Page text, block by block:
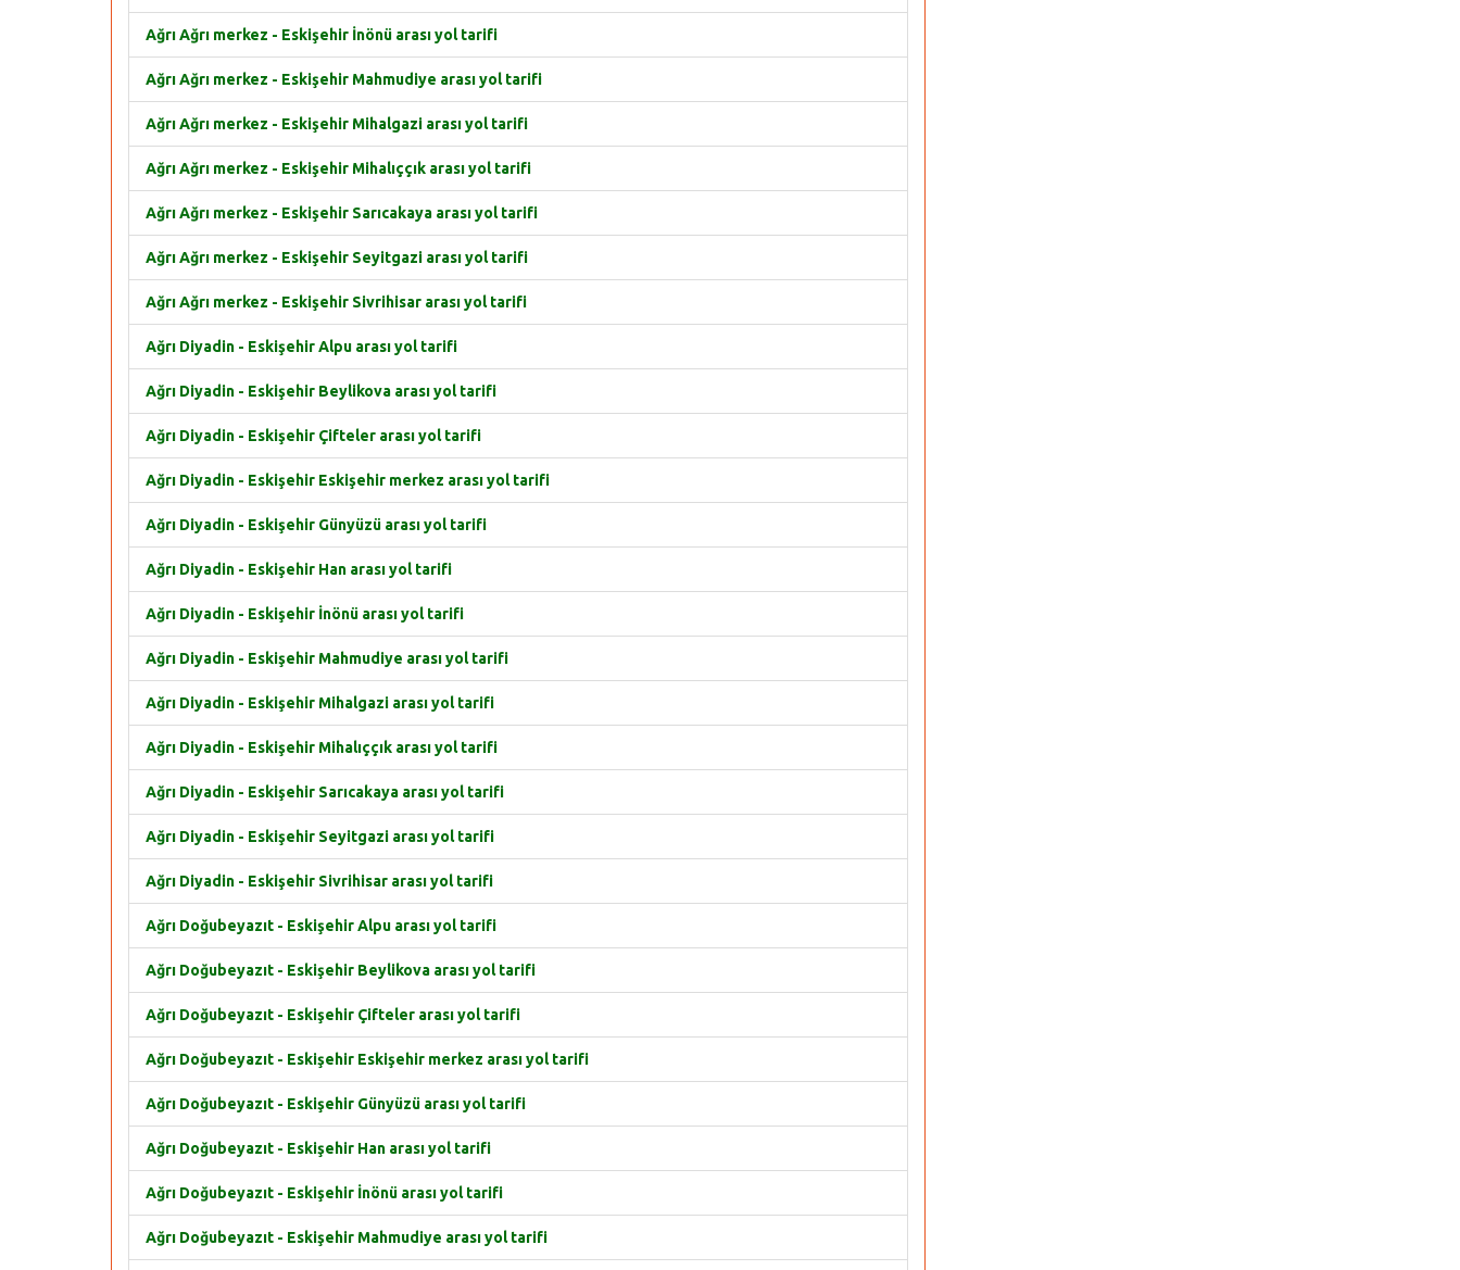
Ağrı Ağrı merkez - Eskişehir İnönü arası yol tarifi
Ağrı Ağrı merkez - Eskişehir Mahmudiye arası yol tarifi
Ağrı Ağrı merkez - Eskişehir Mihalgazi arası yol tarifi
Ağrı Ağrı merkez - Eskişehir Mihalıççık arası yol tarifi
Ağrı Ağrı merkez - Eskişehir Sarıcakaya arası yol tarifi
Ağrı Ağrı merkez - Eskişehir Seyitgazi arası yol tarifi
Ağrı Ağrı merkez - Eskişehir Sivrihisar arası yol tarifi
Ağrı Diyadin - Eskişehir Alpu arası yol tarifi
Ağrı Diyadin - Eskişehir Beylikova arası yol tarifi
Ağrı Diyadin - Eskişehir Çifteler arası yol tarifi
Ağrı Diyadin - Eskişehir Eskişehir merkez arası yol tarifi
Ağrı Diyadin - Eskişehir Günyüzü arası yol tarifi
Ağrı Diyadin - Eskişehir Han arası yol tarifi
Ağrı Diyadin - Eskişehir İnönü arası yol tarifi
Ağrı Diyadin - Eskişehir Mahmudiye arası yol tarifi
Ağrı Diyadin - Eskişehir Mihalgazi arası yol tarifi
Ağrı Diyadin - Eskişehir Mihalıççık arası yol tarifi
Ağrı Diyadin - Eskişehir Sarıcakaya arası yol tarifi
Ağrı Diyadin - Eskişehir Seyitgazi arası yol tarifi
Ağrı Diyadin - Eskişehir Sivrihisar arası yol tarifi
Ağrı Doğubeyazıt - Eskişehir Alpu arası yol tarifi
Ağrı Doğubeyazıt - Eskişehir Beylikova arası yol tarifi
Ağrı Doğubeyazıt - Eskişehir Çifteler arası yol tarifi
Ağrı Doğubeyazıt - Eskişehir Eskişehir merkez arası yol tarifi
Ağrı Doğubeyazıt - Eskişehir Günyüzü arası yol tarifi
Ağrı Doğubeyazıt - Eskişehir Han arası yol tarifi
Ağrı Doğubeyazıt - Eskişehir İnönü arası yol tarifi
Ağrı Doğubeyazıt - Eskişehir Mahmudiye arası yol tarifi